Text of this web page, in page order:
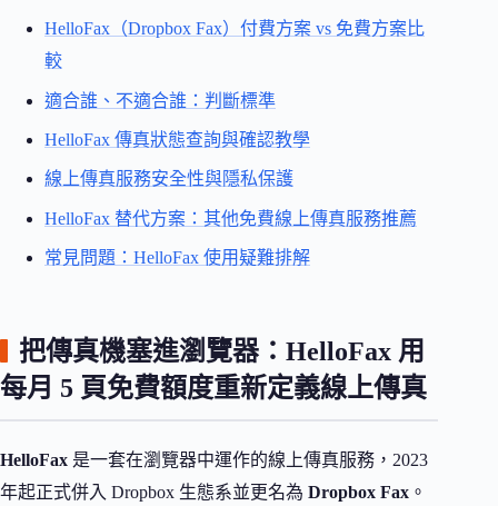
HelloFax（Dropbox Fax）付費方案 vs 免費方案比
較
適合誰、不適合誰：判斷標準
HelloFax 傳真狀態查詢與確認教學
線上傳真服務安全性與隱私保護
HelloFax 替代方案：其他免費線上傳真服務推薦
常見問題：HelloFax 使用疑難排解
把傳真機塞進瀏覽器：HelloFax 用
每月 5 頁免費額度重新定義線上傳真
HelloFax 是一套在瀏覽器中運作的線上傳真服務，2023
年起正式併入 Dropbox 生態系並更名為 Dropbox Fax 。